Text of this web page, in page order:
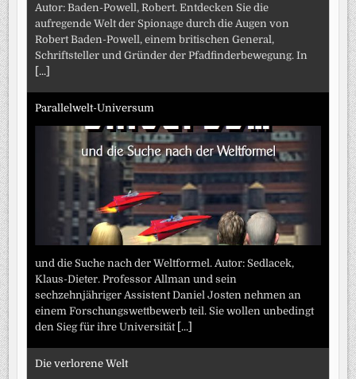
Autor: Baden-Powell, Robert. Entdecken Sie die
aufregende Welt der Spionage durch die Augen von
Robert Baden-Powell, einem britischen General,
Schriftsteller und Gründer der Pfadfinderbewegung. In
[...]
Parallelwelt-Universum
und die Suche nach der Weltformel. Autor: Sedlacek,
Klaus-Dieter. Professor Allman und sein
sechzehnjähriger Assistent Daniel Josten nehmen an
einem Forschungswettbewerb teil. Sie wollen unbedingt
den Sieg für ihre Universität [...]
Die verlorene Welt